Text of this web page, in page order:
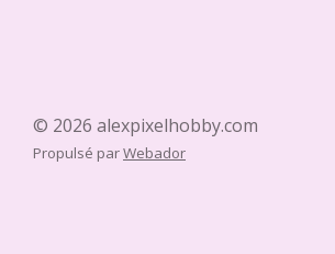
© 2026 alexpixelhobby.com
Propulsé parWebador